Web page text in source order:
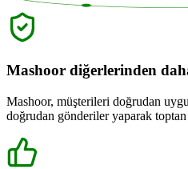
Mashoor diğerlerinden
Mashoor, müşterileri doğrudan
doğrudan gönderiler yaparak